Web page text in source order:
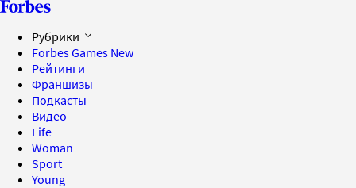
Рубрики
Forbes Games New
Рейтинги
Франшизы
Подкасты
Видео
Life
Woman
Sport
Young